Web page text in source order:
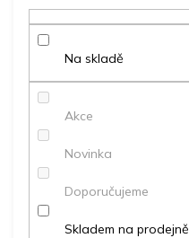
r
u
Na skladě
Akce
Novinka
Doporučujeme
Skladem na prodejně